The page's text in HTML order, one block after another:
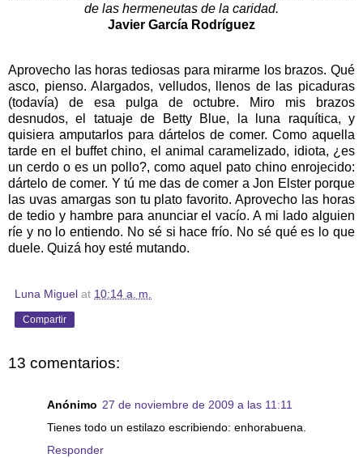
de las hermeneutas de la caridad.
Javier García Rodríguez
Aprovecho las horas tediosas para mirarme los brazos. Qué
asco, pienso. Alargados, velludos, llenos de las picaduras
(todavía) de esa pulga de octubre. Miro mis brazos
desnudos, el tatuaje de Betty Blue, la luna raquítica, y
quisiera amputarlos para dártelos de comer. Como aquella
tarde en el buffet chino, el animal caramelizado, idiota, ¿es
un cerdo o es un pollo?, como aquel pato chino enrojecido:
dártelo de comer. Y tú me das de comer a Jon Elster porque
las uvas amargas son tu plato favorito. Aprovecho las horas
de tedio y hambre para anunciar el vacío. A mi lado alguien
ríe y no lo entiendo. No sé si hace frío. No sé qué es lo que
duele. Quizá hoy esté mutando.
Luna Miguel at 10:14 a. m.
Compartir
13 comentarios:
Anónimo 27 de noviembre de 2009 a las 11:11
Tienes todo un estilazo escribiendo: enhorabuena.
Responder